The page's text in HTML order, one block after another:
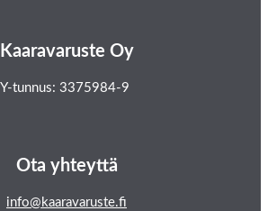
Kaaravaruste Oy
Y-tunnus: 3375984-9
Ota yhteyttä
info@kaaravaruste.fi